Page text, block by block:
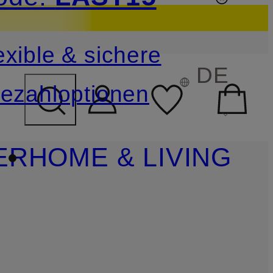
ÜBERSPRINGEN
& sichere
DE
HOME & LIVING